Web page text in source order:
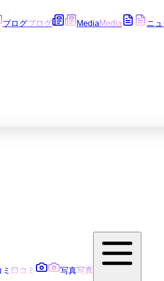
ブログブログ MediaMedia ニ
口コミ 写真写真